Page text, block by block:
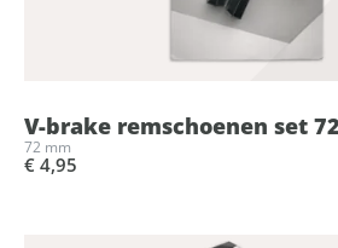
V-brake remschoenen set
72 mm
€ 4,95